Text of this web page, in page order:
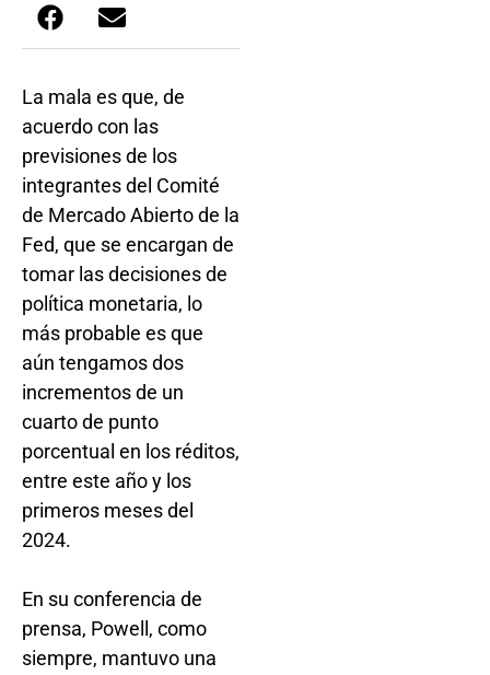
La mala es que, de
acuerdo con las
previsiones de los
integrantes del Comité
de Mercado Abierto de la
Fed, que se encargan de
tomar las decisiones de
política monetaria, lo
más probable es que
aún tengamos dos
incrementos de un
cuarto de punto
porcentual en los réditos,
entre este año y los
primeros meses del
2024.
En su conferencia de
prensa, Powell, como
siempre, mantuvo una